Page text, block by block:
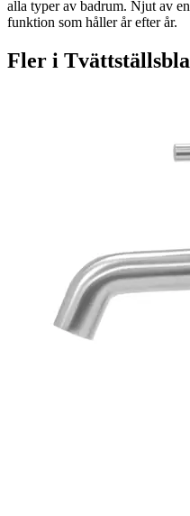
alla typer av badrum. Njut av
funktion som håller år efter år.
Fler i